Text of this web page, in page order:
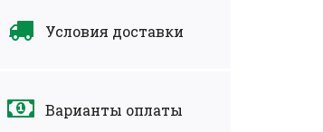
Условия доставки
Варианты оплаты